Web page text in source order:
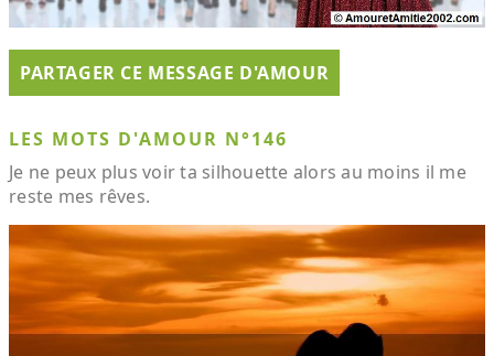
PARTAGER CE MESSAGE D'AMOUR
LES MOTS D'AMOUR N°146
Je ne peux plus voir ta silhouette alors au moins il me
reste mes rêves.